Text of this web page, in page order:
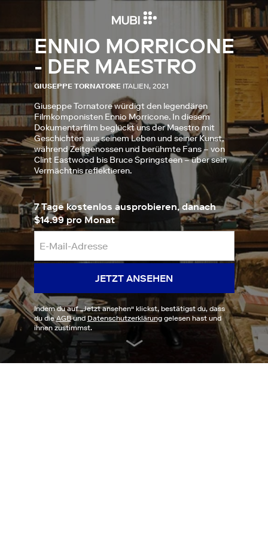
ENNIO MORRICONE
- DER MAESTRO
GIUSEPPE TORNATORE ITALIEN, 2021
Giuseppe Tornatore würdigt den legendären
Filmkomponisten Ennio Morricone. In diesem
Dokumentarfilm beglückt uns der Maestro mit
Geschichten aus seinem Leben und seiner Kunst,
während Zeitgenossen und berühmte Fans – von
Clint Eastwood bis Bruce Springsteen – über sein
Vermächtnis reflektieren.
7 Tage kostenlos ausprobieren, danach
$14.99 pro Monat
JETZT ANSEHEN
Indem du auf „Jetzt ansehen“ klickst, bestätigst du, dass
du dieAGBund Datenschutzerklärunggelesen hast und
ihnen zustimmst.